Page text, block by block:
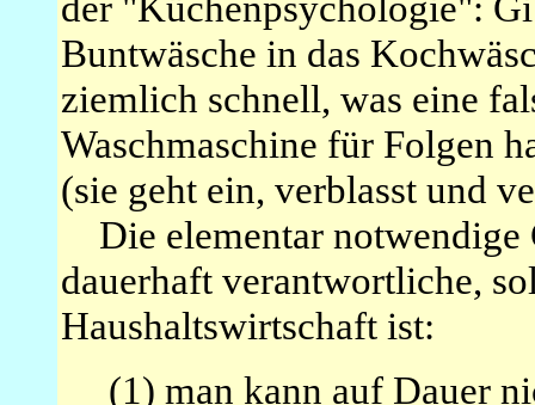
Buntwäsche in das
ziemlich schnell, was eine
Waschmaschine für Folgen
(sie geht ein, verblasst und
Die elementar notwendige
dauerhaft verantwortliche,
Haushaltswirtschaft ist:
(1) man kann auf Dauer